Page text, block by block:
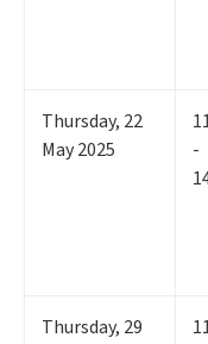
Thursday, 22
May 2025
-
Thursday, 29